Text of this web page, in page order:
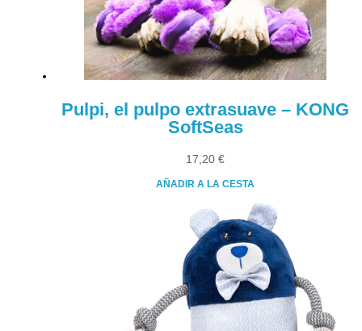
Pulpi, el pulpo extrasuave – KONG
SoftSeas
17,20 €
AÑADIR A LA CESTA